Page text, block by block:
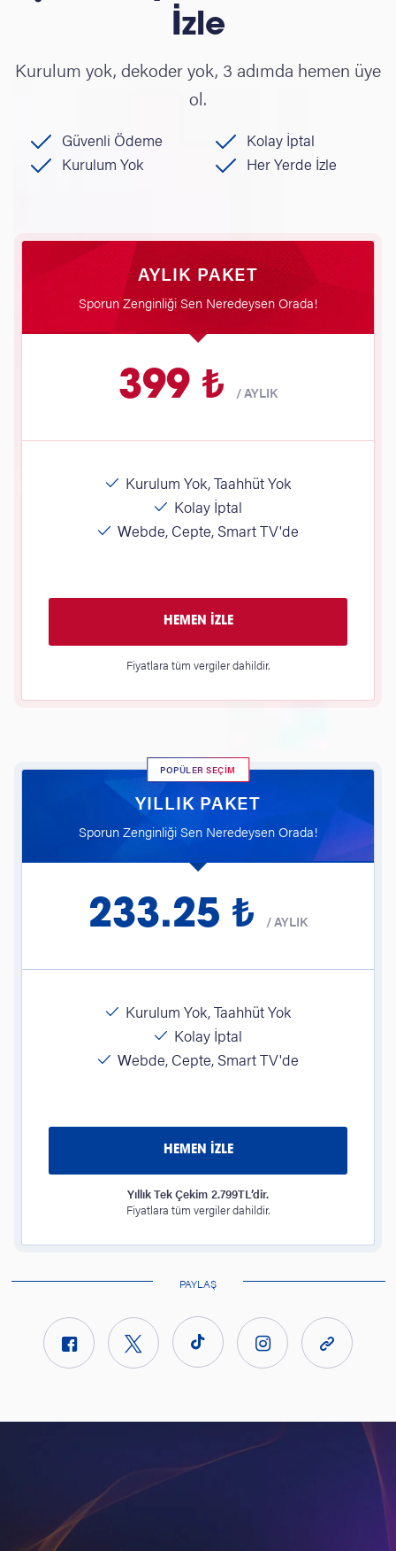
İzle
Kurulum yok, dekoder yok, 3 adımda hemen üye
ol.
Güvenli Ödeme
Kolay İptal
Kurulum Yok
Her Yerde İzle
AYLIK PAKET
Sporun Zenginliği Sen Neredeysen Orada!
399 ₺ /AYLIK
Kurulum Yok, Taahhüt Yok
Kolay İptal
Webde, Cepte, Smart TV'de
HEMEN İZLE
Fiyatlara tüm vergiler dahildir.
POPÜLER SEÇİM
YILLIK PAKET
Sporun Zenginliği Sen Neredeysen Orada!
233.25 ₺ /AYLIK
Kurulum Yok, Taahhüt Yok
Kolay İptal
Webde, Cepte, Smart TV'de
HEMEN İZLE
Yıllık Tek Çekim 2.799TL’dir.
Fiyatlara tüm vergiler dahildir.
PAYLAŞ